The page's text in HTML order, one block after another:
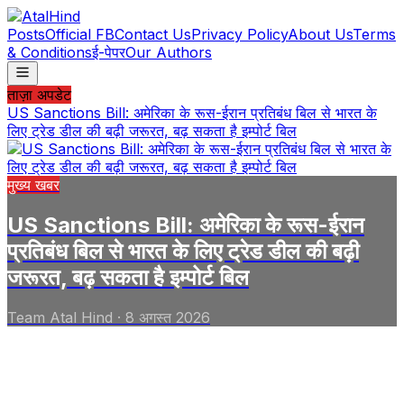
PostsOfficial FBContact UsPrivacy PolicyAbout UsTerms
& Conditionsई-पेपरOur Authors
ताज़ा अपडेट
US Sanctions Bill: अमेरिका के रूस-ईरान प्रतिबंध बिल से भारत के
लिए ट्रेड डील की बढ़ी जरूरत, बढ़ सकता है इम्पोर्ट बिल
मुख्य खबर
US Sanctions Bill: अमेरिका के रूस-ईरान
प्रतिबंध बिल से भारत के लिए ट्रेड डील की बढ़ी
जरूरत, बढ़ सकता है इम्पोर्ट बिल
Team Atal Hind · 8 अगस्त 2026